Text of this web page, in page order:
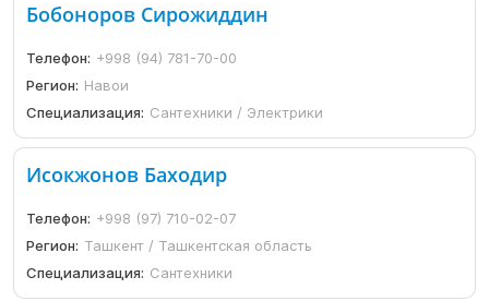
Бобоноров Сирожиддин
Телефон: +998 (94) 781-70-00
Регион: Навои
Специализация: Сантехники / Электрики
Исокжонов Баходир
Телефон: +998 (97) 710-02-07
Регион: Ташкент / Ташкентская область
Специализация: Сантехники